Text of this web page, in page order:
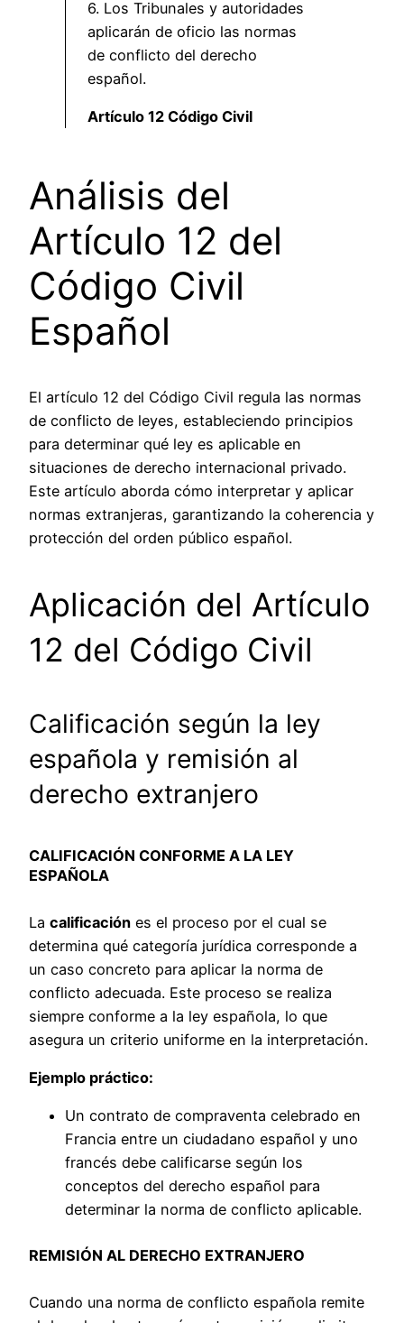
6. Los Tribunales y autoridades
aplicarán de oficio las normas
de conflicto del derecho
español.
Artículo 12 Código Civil
Análisis del
Artículo 12 del
Código Civil
Español
El artículo 12 del Código Civil regula las normas
de conflicto de leyes, estableciendo principios
para determinar qué ley es aplicable en
situaciones de derecho internacional privado.
Este artículo aborda cómo interpretar y aplicar
normas extranjeras, garantizando la coherencia y
protección del orden público español.
Aplicación del Artículo
12 del Código Civil
Calificación según la ley
española y remisión al
derecho extranjero
CALIFICACIÓN CONFORME A LA LEY
ESPAÑOLA
La calificación es el proceso por el cual se
determina qué categoría jurídica corresponde a
un caso concreto para aplicar la norma de
conflicto adecuada. Este proceso se realiza
siempre conforme a la ley española, lo que
asegura un criterio uniforme en la interpretación.
Ejemplo práctico:
Un contrato de compraventa celebrado en
Francia entre un ciudadano español y uno
francés debe calificarse según los
conceptos del derecho español para
determinar la norma de conflicto aplicable.
REMISIÓN AL DERECHO EXTRANJERO
Cuando una norma de conflicto española remite